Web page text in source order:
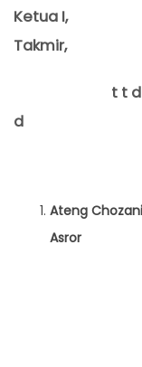
Ketua I,
Takmir
t t
d
Ateng Chozani
Asror